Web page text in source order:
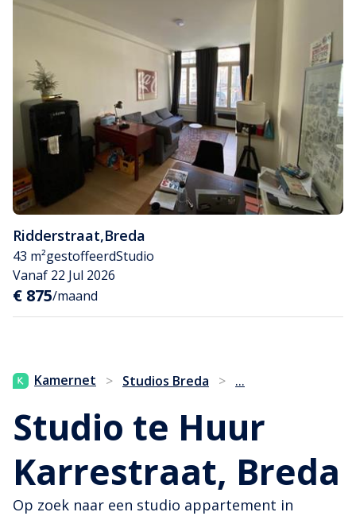
Ridderstraat,Breda
43 m²gestoffeerdStudio
Vanaf 22 Jul 2026
€ 875/maand
Kamernet > Studios Breda > ...
Studio te Huur
Karrestraat, Breda
Op zoek naar een studio appartement in